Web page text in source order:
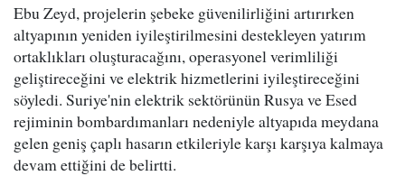
Ebu Zeyd, projelerin şebeke güvenilirliğini artırırken
altyapının yeniden iyileştirilmesini destekleyen yatırım
ortaklıkları oluşturacağını, operasyonel verimliliği
geliştireceğini ve elektrik hizmetlerini iyileştireceğini
söyledi. Suriye'nin elektrik sektörünün Rusya ve Esed
rejiminin bombardımanları nedeniyle altyapıda meydana
gelen geniş çaplı hasarın etkileriyle karşı karşıya kalmaya
devam ettiğini de belirtti.